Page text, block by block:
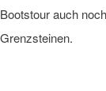
Bootstour auch
Grenzsteinen.